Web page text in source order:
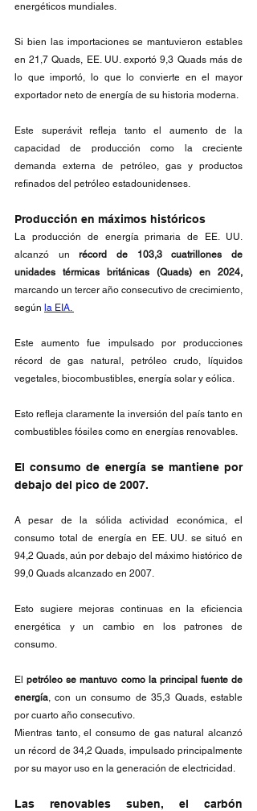
energéticos mundiales.
Si bien las importaciones se mantuvieron estables
en 21,7 Quads, EE. UU. exportó 9,3 Quads más de
lo que importó, lo que lo convierte en el mayor
exportador neto de energía de su historia moderna.
Este superávit refleja tanto el aumento de la
capacidad de producción como la creciente
demanda externa de petróleo, gas y productos
refinados del petróleo estadounidenses.
Producción en máximos históricos
La producción de energía primaria de EE. UU.
alcanzó un récord de 103,3 cuatrillones de
unidades térmicas británicas (Quads) en 2024,
marcando un tercer año consecutivo de crecimiento,
según la EIA.
Este aumento fue impulsado por producciones
récord de gas natural, petróleo crudo, líquidos
vegetales, biocombustibles, energía solar y eólica.
Esto refleja claramente la inversión del país tanto en
combustibles fósiles como en energías renovables.
El consumo de energía se mantiene por
debajo del pico de 2007.
A pesar de la sólida actividad económica, el
consumo total de energía en EE. UU. se situó en
94,2 Quads, aún por debajo del máximo histórico de
99,0 Quads alcanzado en 2007.
Esto sugiere mejoras continuas en la eficiencia
energética y un cambio en los patrones de
consumo.
El petróleo se mantuvo como la principal fuente de
energía, con un consumo de 35,3 Quads, estable
por cuarto año consecutivo.
Mientras tanto, el consumo de gas natural alcanzó
un récord de 34,2 Quads, impulsado principalmente
por su mayor uso en la generación de electricidad.
Las renovables suben, el carbón